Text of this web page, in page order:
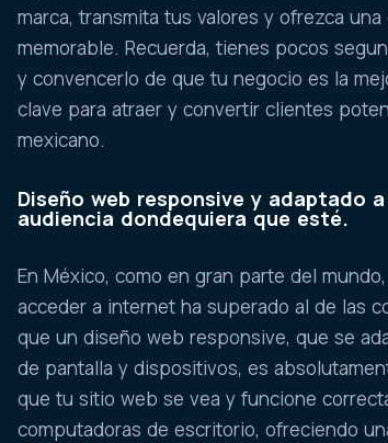
marca, transmita tus valores y ofrezca
memorable. Recuerda, tienes pocos
y convencerlo de que tu negocio es la
clave para atraer y convertir clientes
mexicano.
Diseño web responsive y adaptado
audiencia dondequiera que esté.
En México, como en gran parte del
acceder a internet ha superado al de las
que un diseño web responsive, que se
de pantalla y dispositivos, es
que tu sitio web se vea y funcione
computadoras de escritorio, ofreciendo